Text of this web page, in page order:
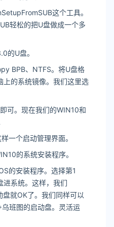
这个工具。
轻松的把U盘做成一个多
的U盘。
BPB、NTFS。将U盘格
上的系统镜像。我们这里选
可。现在我们的WIN10和
一个启动管理界面。
的系统安装程序。
的安装程序。选择第1
进系统。这样，我们
就OK了。我们同样可以
班图的启动盘。灵活运